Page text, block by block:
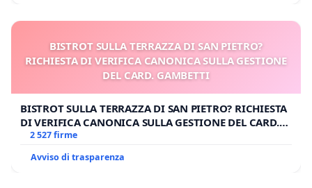
BISTROT SULLA TERRAZZA DI SAN PIETRO?
RICHIESTA DI VERIFICA CANONICA SULLA GESTIONE
DEL CARD. GAMBETTI
BISTROT SULLA TERRAZZA DI SAN PIETRO? RICHIESTA
DI VERIFICA CANONICA SULLA GESTIONE DEL CARD.
GAMBETTI
2 527 firme
Avviso di trasparenza